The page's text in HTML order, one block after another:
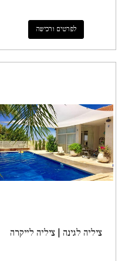
לפרטים ורכישה
ציליה לגינה | ציליה לייקרה